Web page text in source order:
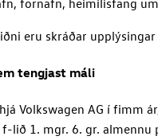
eru skráðar
tengjast máli
Volkswagen AG í fimm
lið 1. mgr. 6. gr.